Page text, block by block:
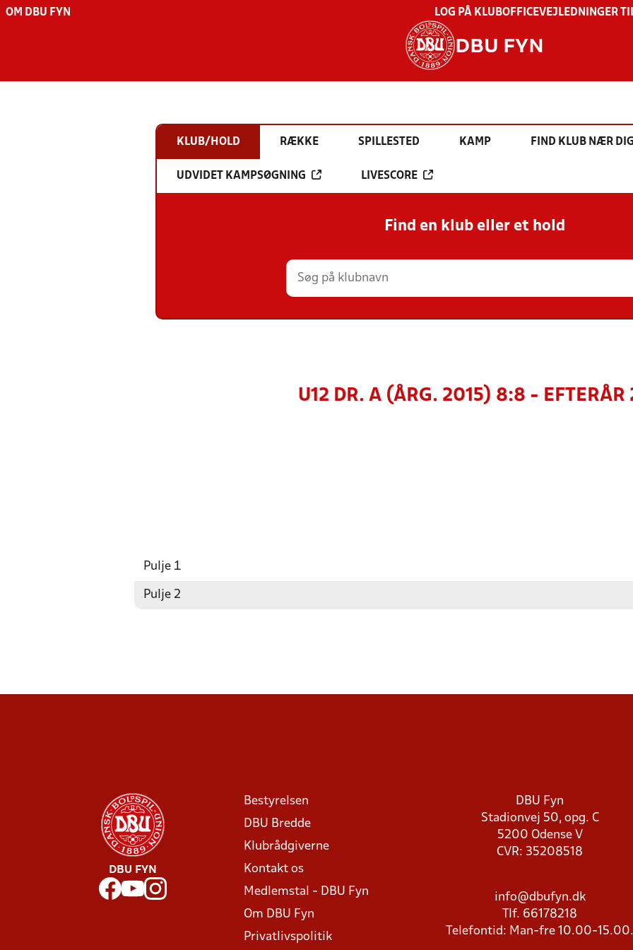
OM DBU FYN LOG PÅ KLUBOFFICEVEJLEDNINGER
DBU FYN
KLUB/HOLD RÆKKE SPILLESTED KAMP FIND KLUB NÆR
UDVIDET KAMPSØGNING LIVESCORE
Find en klub eller et hold
U12 DR. A (ÅRG. 2015) 8:8 - EFTERÅR
Pulje 1
Pulje 2
DBU FYN
Bestyrelsen
DBU Bredde
Klubrådgiverne
Kontakt os
Medlemstal - DBU Fyn
Om DBU Fyn
Privatlivspolitik
DBU Fyn
Stadionvej 50, opg. C
5200 Odense V
CVR: 35208518
info@dbufyn.dk
Tlf. 66178218
Telefontid: Man-fre 10.00-15.00.